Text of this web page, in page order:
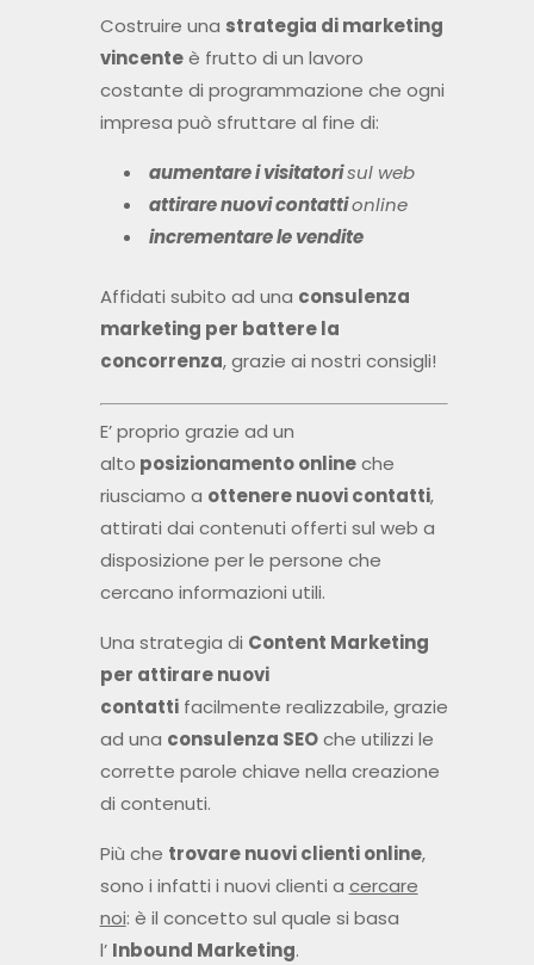
Costruire una strategia di marketing
vincenteè frutto di un lavoro
costante di programmazione che ogni
impresa può sfruttare al fine di:
aumentare i visitatorisul web
attirare nuovi contattionline
incrementare le vendite
Affidati subito ad una consulenza
marketing per battere la
concorrenza, grazie ai nostri consigli!
E’ proprio grazie ad un
alto posizionamento onlineche
riusciamo a ottenere nuovi contatti,
attirati dai contenuti offerti sul web a
disposizione per le persone che
cercano informazioni utili.
Una strategia di Content Marketing
per attirare nuovi
contattifacilmente realizzabile, grazie
ad una consulenza SEOche utilizzi le
corrette parole chiave nella creazione
di contenuti.
Più che trovare nuovi clienti online,
sono i infatti i nuovi clienti a cercare
noi: è il concetto sul quale si basa
l’ Inbound Marketing.